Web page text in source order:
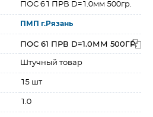
ПОС 61 ПРВ D=1.0мм 500гр.
ПМП г.Рязань
ПОС 61 ПРВ D=1.0ММ 500ГР.
Штучный товар
15 шт
1.0